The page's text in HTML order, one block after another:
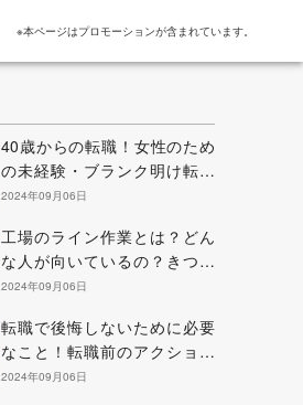
※本ページはプロモーションが含まれています。
40歳からの転職！女性のため
の未経験・ブランク明け転職
のヒントと考え方
2024年09月06日
工場のライン作業とは？どん
な人が向いているの？きつい
点を克服する方法などを解説
2024年09月06日
転職で後悔しないために必要
なこと！転職前のアクション
と正に後悔中の場合の解決策
2024年09月06日